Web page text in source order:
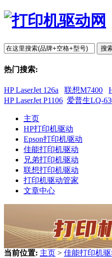
搜
热门搜索:
HP LaserJet 126a 联想M7400
HP LaserJet P1106 爱普生LQ-
主页
HP打印机驱动
Epson打印机驱动
佳能打印机驱动
兄弟打印机驱动
联想打印机驱动
打印机驱动管家
文章中心
当前位置: 主页 > 佳能打印机